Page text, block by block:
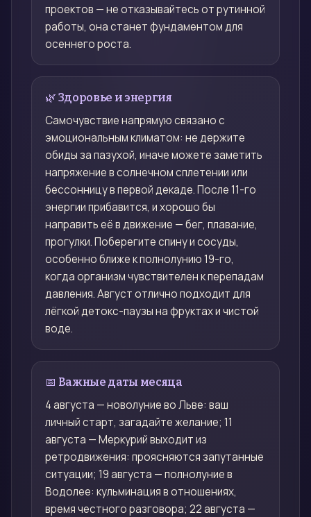
проектов — не отказывайтесь от рутинной
работы, она станет фундаментом для
осеннего роста.
🌿 Здоровье и энергия
Самочувствие напрямую связано с
эмоциональным климатом: не держите
обиды за пазухой, иначе можете заметить
напряжение в солнечном сплетении или
бессонницу в первой декаде. После 11-го
энергии прибавится, и хорошо бы
направить её в движение — бег, плавание,
прогулки. Поберегите спину и сосуды,
особенно ближе к полнолунию 19-го,
когда организм чувствителен к перепадам
давления. Август отлично подходит для
лёгкой детокс-паузы на фруктах и чистой
воде.
📅 Важные даты месяца
4 августа — новолуние во Льве: ваш
личный старт, загадайте желание; 11
августа — Меркурий выходит из
ретродвижения: проясняются запутанные
ситуации; 19 августа — полнолуние в
Водолее: кульминация в отношениях,
время честного разговора; 22 августа —